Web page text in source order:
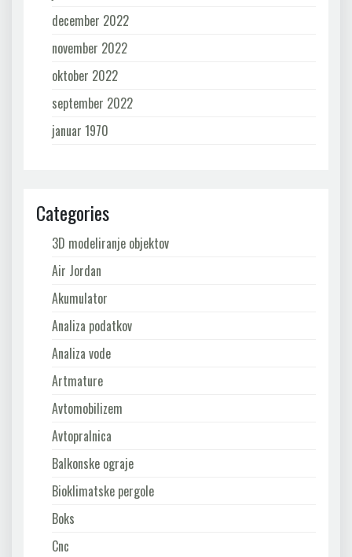
december 2022
november 2022
oktober 2022
september 2022
januar 1970
Categories
3D modeliranje objektov
Air Jordan
Akumulator
Analiza podatkov
Analiza vode
Artmature
Avtomobilizem
Avtopralnica
Balkonske ograje
Bioklimatske pergole
Boks
Cnc